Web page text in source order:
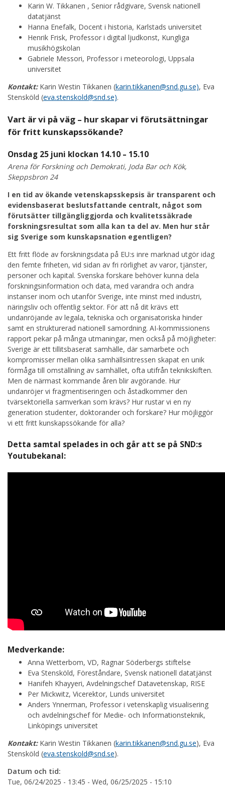
Karin W. Tikkanen , Senior rådgivare, Svensk nationell
datatjänst
Hanna Enefalk, Docent i historia, Karlstads universitet
Henrik Frisk, Professor i digital ljudkonst, Kungliga
musikhögskolan
Gabriele Messori, Professor i meteorologi, Uppsala
universitet
Kontakt:Karin Westin Tikkanen (karin.tikkanen@snd.gu.se), Eva
Stensköld (eva.stenskold@snd.se).
Vart är vi på väg – hur skapar vi förutsättningar
för fritt kunskapssökande?
Onsdag 25 juni klockan 14.10 – 15.10
Arena för Forskning och Demokrati, Joda Bar och Kök,
Skeppsbron 24
I en tid av ökande vetenskapsskepsis är transparent och
evidensbaserat beslutsfattande centralt, något som
förutsätter tillgängliggjorda och kvalitetssäkrade
forskningsresultat som alla kan ta del av. Men hur står
sig Sverige som kunskapsnation egentligen?
Ett fritt flöde av forskningsdata på EU:s inre marknad utgör idag
den femte friheten, vid sidan av fri rörlighet av varor, tjänster,
personer och kapital. Svenska forskare behöver kunna dela
forskningsinformation och data, med varandra och andra
instanser inom och utanför Sverige, inte minst med industri,
näringsliv och offentlig sektor. För att nå dit krävs ett
undanröjande av legala, tekniska och organisatoriska hinder
samt en strukturerad nationell samordning. AI-kommissionens
rapport pekar på många utmaningar, men också på möjligheter:
Sverige är ett tillitsbaserat samhälle, där samarbete och
kompromisser mellan olika samhällsintressen skapat en unik
förmåga till omställning av samhället, ofta utifrån teknikskiften.
Men de närmast kommande åren blir avgörande. Hur
undanröjer vi fragmentiseringen och åstadkommer den
tvärsektoriella samverkan som krävs? Hur rustar vi en ny
generation studenter, doktorander och forskare? Hur möjliggör
vi ett fritt kunskapssökande för alla?
Detta samtal spelades in och går att se på SND:s
Youtubekanal:
Medverkande:
Anna Wetterbom, VD, Ragnar Söderbergs stiftelse
Eva Stensköld, Föreståndare, Svensk nationell datatjänst
Hanifeh Khayyeri, Avdelningschef Datavetenskap, RISE
Per Mickwitz, Vicerektor, Lunds universitet
Anders Ynnerman, Professor i vetenskaplig visualisering
och avdelningschef för Medie- och Informationsteknik,
Linköpings universitet
Kontakt:Karin Westin Tikkanen (karin.tikkanen@snd.gu.se), Eva
Stensköld (eva.stenskold@snd.se).
Datum och tid:
Tue, 06/24/2025 - 13:45 - Wed, 06/25/2025 - 15:10